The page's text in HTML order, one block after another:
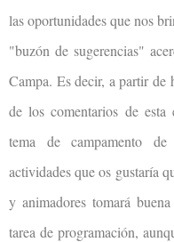
las oportunidades que nos
"buzón de sugerencias"
Campa. Es decir, a partir de
de los comentarios de esta
tema de campamento
actividades que os gustaría
y animadores tomará
tarea de programación,